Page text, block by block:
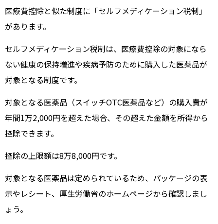
医療費控除と似た制度に「セルフメディケーション税制」
があります。
セルフメディケーション税制は、医療費控除の対象になら
ない健康の保持増進や疾病予防のために購入した医薬品が
対象となる制度です。
対象となる医薬品（スイッチOTC医薬品など）の購入費が
年間1万2,000円を超えた場合、その超えた金額を所得から
控除できます。
控除の上限額は8万8,000円です。
対象となる医薬品は定められているため、パッケージの表
示やレシート、厚生労働省のホームページから確認しまし
ょう。